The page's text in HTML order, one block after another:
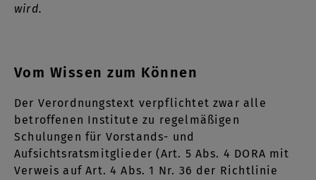
wird.
Vom Wissen zum Können
Der Verordnungstext verpflichtet zwar alle
betroffenen Institute zu regelmäßigen
Schulungen für Vorstands- und
Aufsichtsratsmitglieder (Art. 5 Abs. 4 DORA mit
Verweis auf Art. 4 Abs. 1 Nr. 36 der Richtlinie